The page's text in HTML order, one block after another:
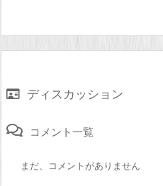
ディスカッション
コメント一覧
まだ、コメントがありません